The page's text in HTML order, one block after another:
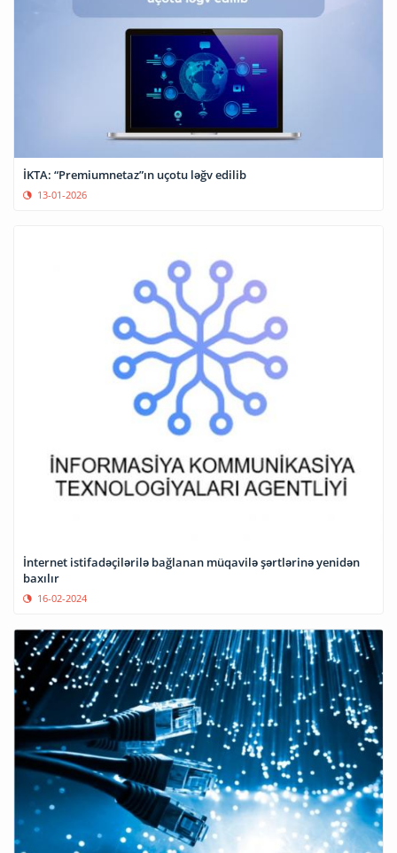
İKTA: “Premiumnetaz”ın uçotu ləğv edilib
13-01-2026
İnternet istifadəçilərilə bağlanan müqavilə şərtlərinə yenidən
baxılır
16-02-2024